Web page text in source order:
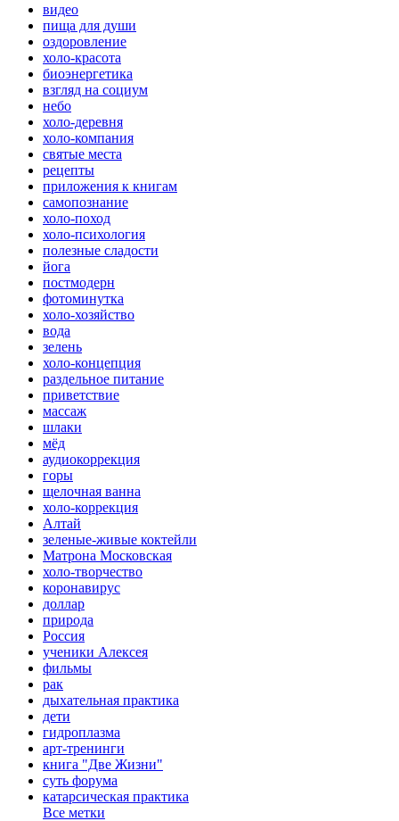
видео
пища для души
оздоровление
холо-красота
биоэнергетика
взгляд на социум
небо
холо-деревня
холо-компания
святые места
рецепты
приложения к книгам
самопознание
холо-поход
холо-психология
полезные сладости
йога
постмодерн
фотоминутка
холо-хозяйство
вода
зелень
холо-концепция
раздельное питание
приветствие
массаж
шлаки
мёд
аудиокоррекция
горы
щелочная ванна
холо-коррекция
Алтай
зеленые-живые коктейли
Матрона Московская
холо-творчество
коронавирус
доллар
природа
Россия
ученики Алексея
фильмы
рак
дыхательная практика
дети
гидроплазма
арт-тренинги
книга "Две Жизни"
суть форума
катарсическая практика
Все метки